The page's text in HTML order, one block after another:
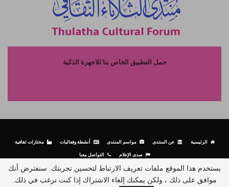
حمل التطبيق الخاص بنا للاجهزة الذكية
الرئيسية عن المنتدى مواسم المنتدى أنشطة وفعاليات مختارات ثقافية
صدى الإعلام التواصل معنا
© جميع الحقوق محفوظة لمنتدى الثلاثاء الثقافي - 2026.
يستخدم هذا الموقع ملفات تعريف الارتباط لتحسين تجربتك. سنفترض أنك
موافق على ذلك ، ولكن يمكنك إلغاء الاشتراك إذا كنت ترغب في ذلك.